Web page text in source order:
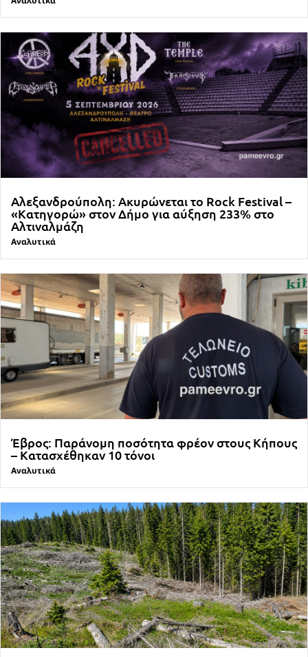
Αλεξανδρούπολη: Ακυρώνεται το Rock Festival –
«Κατηγορώ» στον Δήμο για αύξηση 233% στο
Αλτιναλμάζη
Αναλυτικά
Έβρος: Παράνομη ποσότητα φρέον στους Κήπους
– Κατασχέθηκαν 10 τόνοι
Αναλυτικά